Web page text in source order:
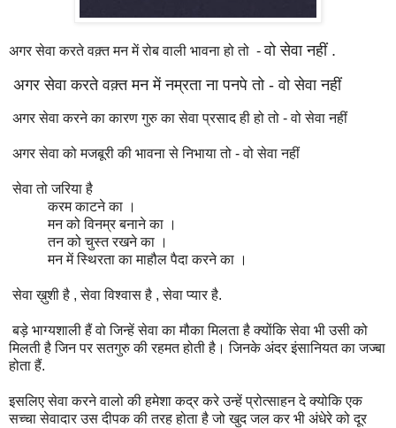
अगर सेवा करते वक़्त मन में रोब वाली भावना हो तो -वो सेवा नहीं .
अगर सेवा करते वक़्त मन में नम्रता ना पनपे तो -वो सेवा नहीं
अगर सेवा करने का कारण गुरु का सेवा प्रसाद ही हो तो -वो सेवा नहीं
अगर सेवा को मजबूरी की भावना से निभाया तो -वो सेवा नहीं
सेवा तो जरिया है
करम काटने का ।
मन को विनम्र बनाने का ।
तन को चुस्त रखने का ।
मन में स्थिरता का माहौल पैदा करने का ।
सेवा ख़ुशी है ,सेवा विश्वास है ,सेवा प्यार है.
बड़े भाग्यशाली हैं वोजिन्हें सेवा का मौका मिलता हैक्योंकिसेवा भी उसी को
मिलती हैजिन पर सतगुरु की रहमत होती है।जिनके अंदर इंसानियत का जज्बा
होता हैं.
इसलिए सेवा करने वालो की हमेशा कद्र करे उन्हें प्रोत्साहन दे क्योकि एक
सच्चा सेवादार उस दीपक की तरह होता है जो खुद जल कर भी अंधेरे को दूर